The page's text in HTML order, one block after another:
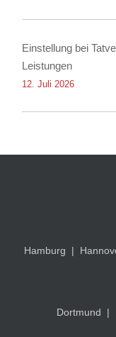
Einstellung bei
Leistungen
12. Juli 2026
Hamburg |
Dortmund |